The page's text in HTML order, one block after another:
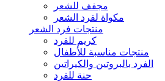
مجفف للشعر
مكواة لفرد الشعر
منتجات فرد الشعر
كريم للفرد
منتجات مناسبة للأطفال
الفرد بالبروتين والكيراتين
حنة للفرد